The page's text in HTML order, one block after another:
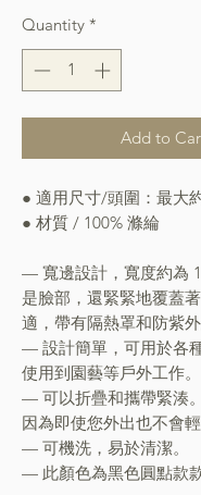
Quantity *
Add to
● 適用尺寸/頭圍：最大
● 材質 / 100% 滌綸
— 寬邊設計，寬度約為
是臉部，還緊緊地覆蓋
適，帶有隔熱罩和防紫外
— 設計簡單，可用於各
使用到園藝等戶外工作。
— 可以折疊和攜帶緊湊
因為即使您外出也不會輕
— 可機洗，易於清潔。
— 此顏色為黑色圓點款